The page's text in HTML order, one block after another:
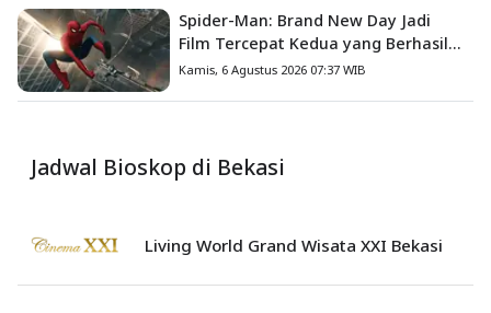
Spider-Man: Brand New Day Jadi
Film Tercepat Kedua yang Berhasil
Tembus US$1 Miliar
Kamis, 6 Agustus 2026 07:37 WIB
Jadwal Bioskop di Bekasi
Living World Grand Wisata XXI Bekasi